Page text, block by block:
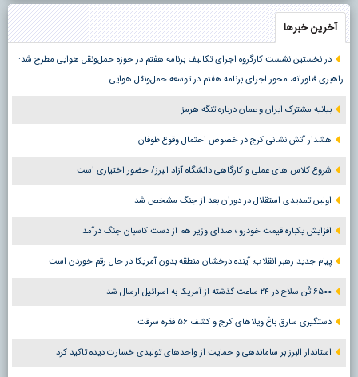
آخرین خبرها
در نخستین نشست کارگروه اجرای تکالیف برنامه هفتم در حوزه حمل‌ونقل هوایی مطرح شد:
راهبری فناورانه، محور اجرای برنامه هفتم در توسعه حمل‌ونقل هوایی
بیانیه مشترک ایران و عمان درباره تنگه هرمز
هشدار آتش نشانی کرج در خصوص احتمال وقوع طوفان
شروع کلاس های عملی و کارگاهی دانشگاه آزاد البرز/ حضور اختیاری است
اولین تمدیدی استقلال در دوران بعد از جنگ مشخص شد
افزایش یکباره قیمت خودرو ؛ صدای وزیر هم از دست کاسبان جنگ درآمد
پیام جدید رهبر انقلاب؛ آینده درخشان منطقه بدون آمریکا در حال رقم خوردن است
۶۵۰۰ تُن سلاح در ۲۴ ساعت گذشته از آمریکا به اسرائیل ارسال شد
دستگیری سارق باغ ویلاهای کرج و کشف ۵۶ فقره سرقت
استاندار البرز بر ساماندهی و حمایت از واحدهای تولیدی خسارت دیده تاکید کرد